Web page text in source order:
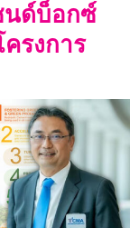
นด์บ็อกซ์
ครงการ